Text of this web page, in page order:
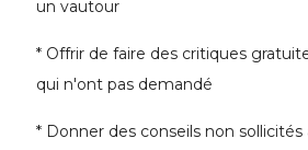
un vautour
* Offrir de faire des critiques
qui n'ont pas demandé
* Donner des conseils non sollicités